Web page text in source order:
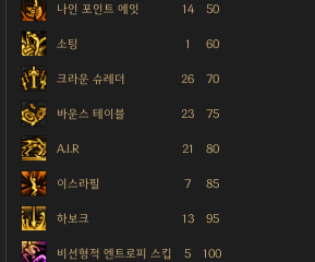
나인 포인트 에잇 14 50
소팅 1 60
크라운 슈레더 26 70
바운스 테이블 23 75
A.I.R 21 80
이스라필 7 85
하보크 13 95
비선형적 엔트로피 스킵 5 100